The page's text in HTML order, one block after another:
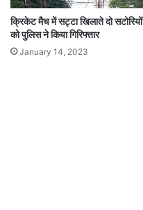
क्रिकेट मैच में सट्टा खिलाते दो सटोरियों
को पुलिस ने किया गिरिफ्तार
January 14, 2023